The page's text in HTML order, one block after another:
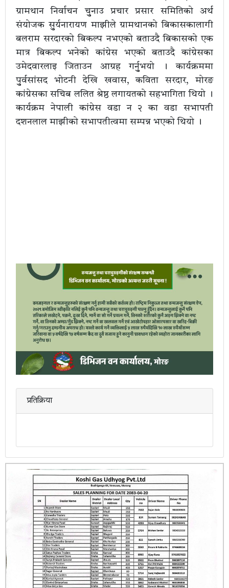
ग्रामथान निर्वाचन चुुनाउ प्रचार प्रसार समितिको अर्थ
संयोजक सुुर्यनारायण माझीले ग्रामथानको बिकासकालागी
बलराम सरदारको बिकल्प नभएको बताउदै बिकासको एक
मात्र बिकल्प भनेको कांग्रेस भएको बताउदै कांग्रेसका
उमेदवारलाइ जिताउन आग्रह गर्नुुभयो । कार्यक्रममा
पुुर्वसांसद भोटनी देखि खवास, कविता सरदार, मोरङ
कांग्रेसका सचिब ललित श्रेष्ठ लगायतको सहभागिता थियो ।
कार्यक्रम नेपाली कांग्रेस वडा न २ का वडा सभापती
दशनलाल माझीको सभापतीत्वमा सम्पन्न भएको थियो ।
प्रतिक्रिया